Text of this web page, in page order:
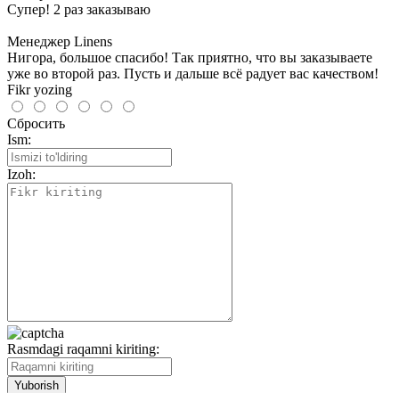
Супер! 2 раз заказываю
Менеджер Linens
Нигора, большое спасибо! Так приятно, что вы заказываете
уже во второй раз. Пусть и дальше всё радует вас качеством!
Fikr yozing
Сбросить
Ism:
Izoh:
Rasmdagi raqamni kiriting: